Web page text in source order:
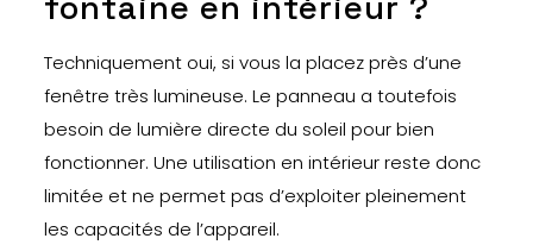
Techniquement oui, si vous la placez près d’une
fenêtre très lumineuse. Le panneau a toutefois
besoin de lumière directe du soleil pour bien
fonctionner. Une utilisation en intérieur reste donc
limitée et ne permet pas d’exploiter pleinement
les capacités de l’appareil.